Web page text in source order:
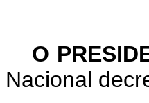
O
Nacional